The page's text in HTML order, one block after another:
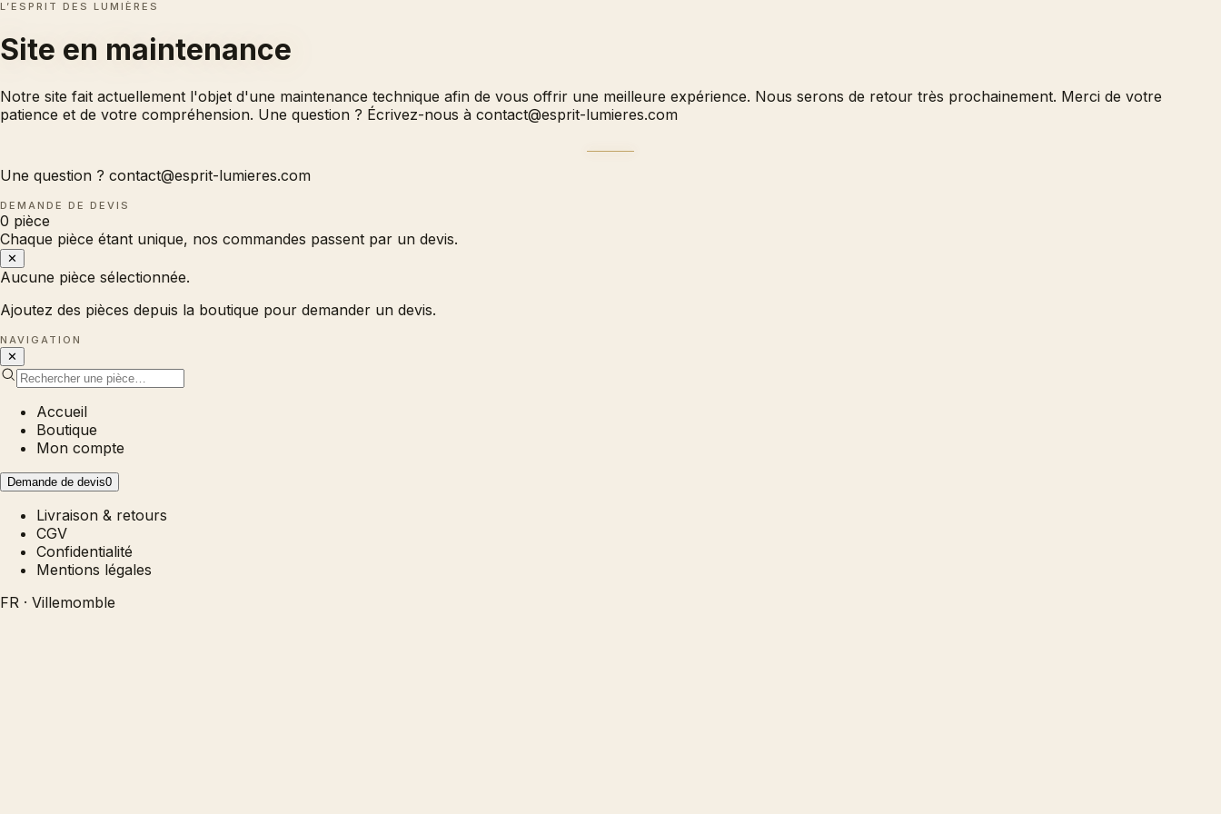
L’ESPRIT DES LUMIÈRES
Site en maintenance
Notre site fait actuellement l'objet d'une maintenance technique afin de vous offrir une meilleure expérience. Nous serons de retour très prochainement. Merci de votre
patience et de votre compréhension. Une question ? Écrivez-nous à contact@esprit-lumieres.com
Une question ? contact@esprit-lumieres.com
DEMANDE DE DEVIS
0 pièce
Chaque pièce étant unique, nos commandes passent par un devis.
✕
Aucune pièce sélectionnée.
Ajoutez des pièces depuis la boutique pour demander un devis.
NAVIGATION
✕
Accueil
Boutique
Mon compte
Demande de devis0
Livraison & retours
CGV
Confidentialité
Mentions légales
FR · Villemomble